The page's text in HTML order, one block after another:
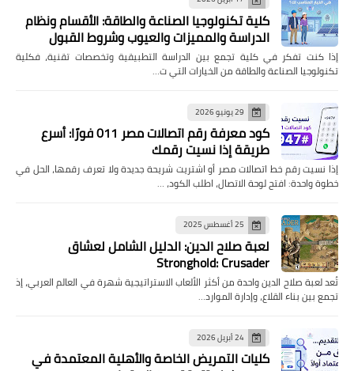
كلية تكنولوجيا الصناعة والطاقة: الأقسام ونظام
الدراسة والمميزات والعيوب وشروط القبول
إذا كنت تفكر في كلية تجمع بين الدراسة التطبيقية وتخصصات تقنية، فكلية
تكنولوجيا الصناعة والطاقة من الخيارات التي ت…
29 يونيو 2026
كود معرفة رقم اتصالات مصر 011 فورًا: أسرع
طريقة إذا نسيت رقمك
إذا نسيت رقم خط اتصالات مصر أو اشتريت شريحة جديدة ولا تعرف رقمها، الحل في
خطوة واحدة: افتح لوحة الاتصال، اطلب الكود، …
25 أغسطس 2025
لعبة صلاح الدين: الدليل الشامل لعشاق
Stronghold: Crusader
تُعد لعبة صلاح الدين واحدة من أكثر الألعاب الاستراتيجية شهرة في العالم العربي، إذ
تجمع بين بناء القلاع، وإدارة الموارد…
24 أبريل 2026
كليات التمريض الخاصة والأهلية المعتمدة في